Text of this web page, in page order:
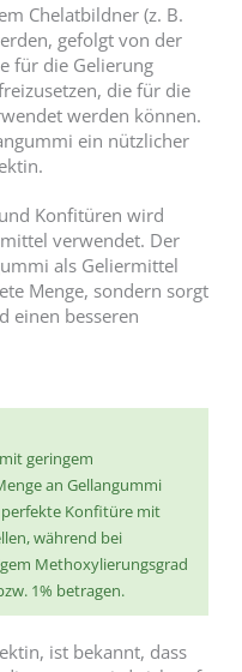
Chelatbildner (z. B.
gefolgt von der
für die Gelierung
die für die
werden können.
ein nützlicher
Konfitüren wird
verwendet. Der
als Geliermittel
Menge, sondern sorgt
einen besseren
geringem
an Gellangummi
perfekte Konfitüre mit
während bei
Methoxylierungsgrad
1% betragen.
ist bekannt, dass